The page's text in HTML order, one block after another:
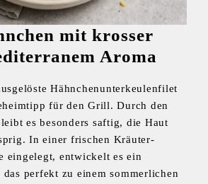
mit krosser
Aroma
Hähnchenunterkeulenfilet
für den Grill. Durch den
es besonders saftig, die Haut
In einer frischen Kräuter-
eingelegt, entwickelt es ein
perfekt zu einem sommerlichen